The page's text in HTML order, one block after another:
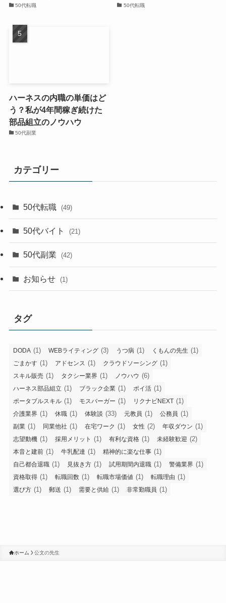
50代転職 50代転職
ハーネスの内職の単価はど
う？私が4年間稼ぎ続けた
部品組立のノウハウ
50代副業
カテゴリー
50代転職 (49)
50代バイト (21)
50代副業 (42)
お知らせ (1)
タグ
DODA (1) WEBライティング (3) うつ病 (1) くもんの先生 (1)
ごまかす (1) アドセンス (1) クラウドソーシング (1)
スキル販売 (1) タクシー業界 (1) ノウハウ (6)
ハーネス部品組立 (1) ブラック企業 (1) ポイ活 (1)
ポータブルスキル (1) モスバーガー (1) リクナビNEXT (1)
介護業界 (1) 休職 (1) 体験談 (33) 元教員 (1) 公務員 (1)
副業 (1) 同業他社 (1) 在宅ワーク (1) 女性 (2) 年収ダウン (1)
志望動機 (1) 採用メリット (1) 有利な資格 (1) 未経験歓迎 (2)
本音と建前 (1) 牛乳配達 (1) 精神的に楽な仕事 (1)
自己都合退職 (1) 見抜き方 (1) 試用期間内退職 (1) 警備業界 (1)
資格取得 (1) 転職回数 (1) 転職市場価値 (1) 転職理由 (1)
選び方 (1) 郵送 (1) 需要と供給 (1) 非常勤職員 (1)
ホーム 公文の先生